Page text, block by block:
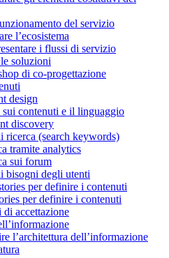
del servizio
l’ecosistema
i flussi di servizio
soluzioni
di co-progettazione
design
sui contenuti e il linguaggio
discovery
ricerca (search keywords)
tramite analytics
sui forum
bisogni degli utenti
per definire i contenuti
per definire i contenuti
accettazione
l’architettura dell’informazione